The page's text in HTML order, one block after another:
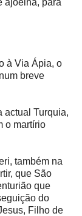
à Via Ápia, o
breve
actual Turquia,
o martírio
também na
que São
que
do
Filho de